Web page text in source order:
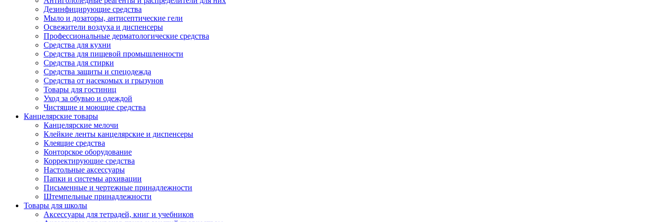
Дезинфицирующие средства
Мыло и дозаторы, антисептические гели
Освежители воздуха и диспенсеры
Профессиональные дерматологические средства
Средства для кухни
Средства для пищевой промышленности
Средства для стирки
Средства защиты и спецодежда
Средства от насекомых и грызунов
Товары для гостиниц
Уход за обувью и одеждой
Чистящие и моющие средства
Канцелярские товары
Канцелярские мелочи
Клейкие ленты канцелярские и диспенсеры
Клеящие средства
Конторское оборудование
Корректирующие средства
Настольные аксессуары
Папки и системы архивации
Письменные и чертежные принадлежности
Штемпельные принадлежности
Товары для школы
Аксессуары для тетрадей, книг и учебников